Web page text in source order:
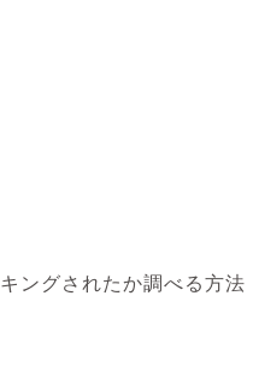
ングされたか調べる方法